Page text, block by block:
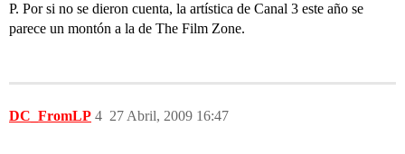
P. Por si no se dieron cuenta, la artística de Canal 3 este año se
parece un montón a la de The Film Zone.
DC_FromLP 27 Abril, 2009 16:47
4